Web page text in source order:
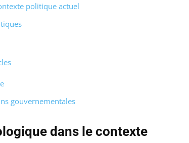
politique actuel
gouvernementales
dans le contexte